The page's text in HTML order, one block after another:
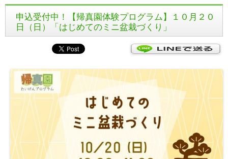
申込受付中！【帰真園体験プログラム】１０月２０
日（日）「はじめてのミニ盆栽づくり」